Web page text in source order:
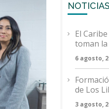
NOTICIAS
El
toman
6 agosto,
de Los
3 agosto,